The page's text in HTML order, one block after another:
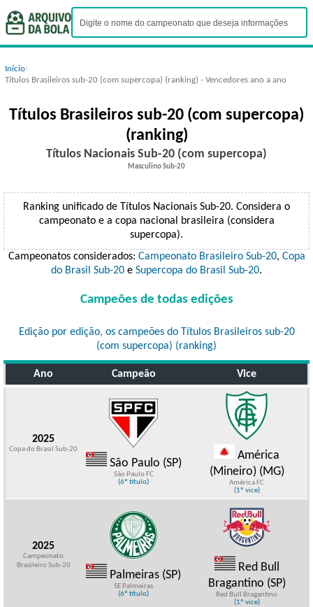
Início›
Títulos Brasileiros sub-20 (com supercopa) (ranking) - Vencedores ano a ano
Títulos Brasileiros sub-20 (com supercopa)
(ranking)
Títulos Nacionais Sub-20 (com supercopa)
Masculino Sub-20
Ranking unificado de Títulos Nacionais Sub-20. Considera o
campeonato e a copa nacional brasileira (considera
supercopa).
Campeonatos considerados: Campeonato Brasileiro Sub-20, Copa
do Brasil Sub-20 e Supercopa do Brasil Sub-20.
Campeões de todas edições
Edição por edição, os campeões do Títulos Brasileiros sub-20
(com supercopa) (ranking)
Ano Campeão Vice
2025
Copa do Brasil Sub-20
São Paulo (SP)
São Paulo FC
(6º título)
América
(Mineiro) (MG)
América FC
(1º vice)
2025
Campeonato
Brasileiro Sub-20
Palmeiras (SP)
SE Palmeiras
(6º título)
Red Bull
Bragantino (SP)
Red Bull Bragantino
(1º vice)